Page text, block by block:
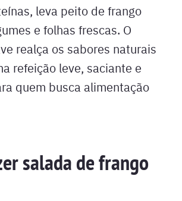
leva peito de frango
e folhas frescas. O
realça os sabores naturais
refeição leve, saciante e
quem busca alimentação
salada de frango